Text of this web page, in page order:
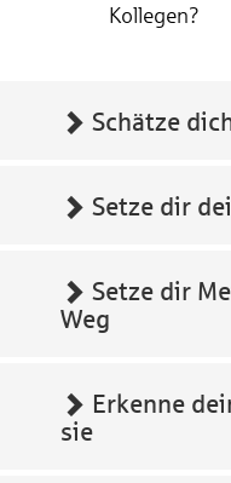
Kollegen?
Schätze
Setze dir
Setze dir
Weg
Erkenne
sie